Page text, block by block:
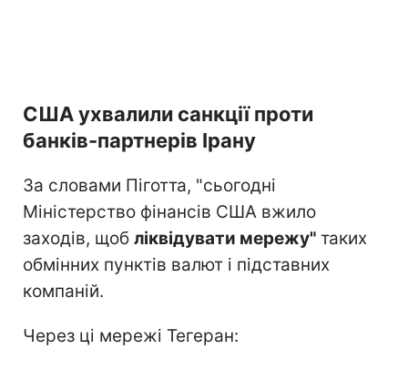
США ухвалили санкції проти
банків-партнерів Ірану
За словами Піготта, "сьогодні
Міністерство фінансів США вжило
заходів, щоб ліквідувати мережу" таких
обмінних пунктів валют і підставних
компаній.
Через ці мережі Тегеран: